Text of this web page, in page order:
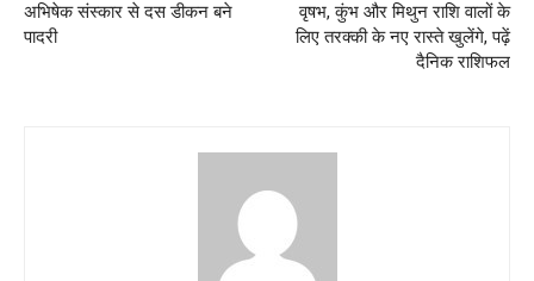
अभिषेक संस्कार से दस डीकन बने
पादरी
वृषभ, कुंभ और मिथुन राशि वालों के
लिए तरक्की के नए रास्ते खुलेंगे, पढ़ें
दैनिक राशिफल